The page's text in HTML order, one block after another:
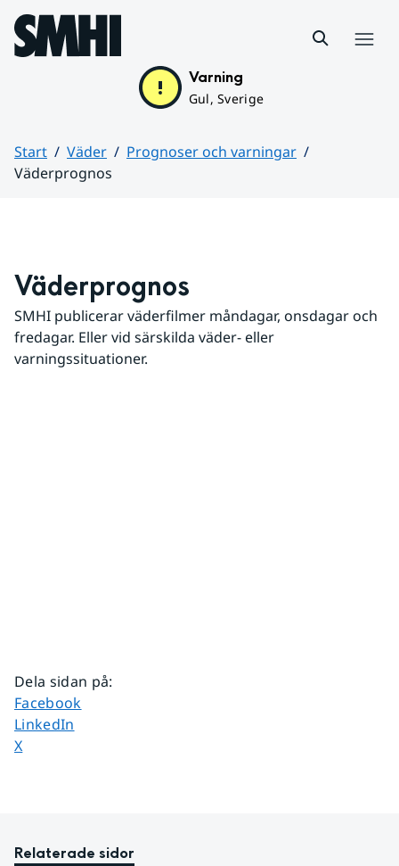
Hoppa till sidans innehåll
Varning
Gul, Sverige
Start Väder
Prognoser och varningar
Väderprognos
Väderprognos
SMHI publicerar väderfilmer måndagar, onsdagar och
fredagar. Eller vid särskilda väder- eller
varningssituationer.
Dela sidan på:
Dela sidan på
Facebook
Dela sidan på
LinkedIn
Dela sidan på
X
Relaterade sidor